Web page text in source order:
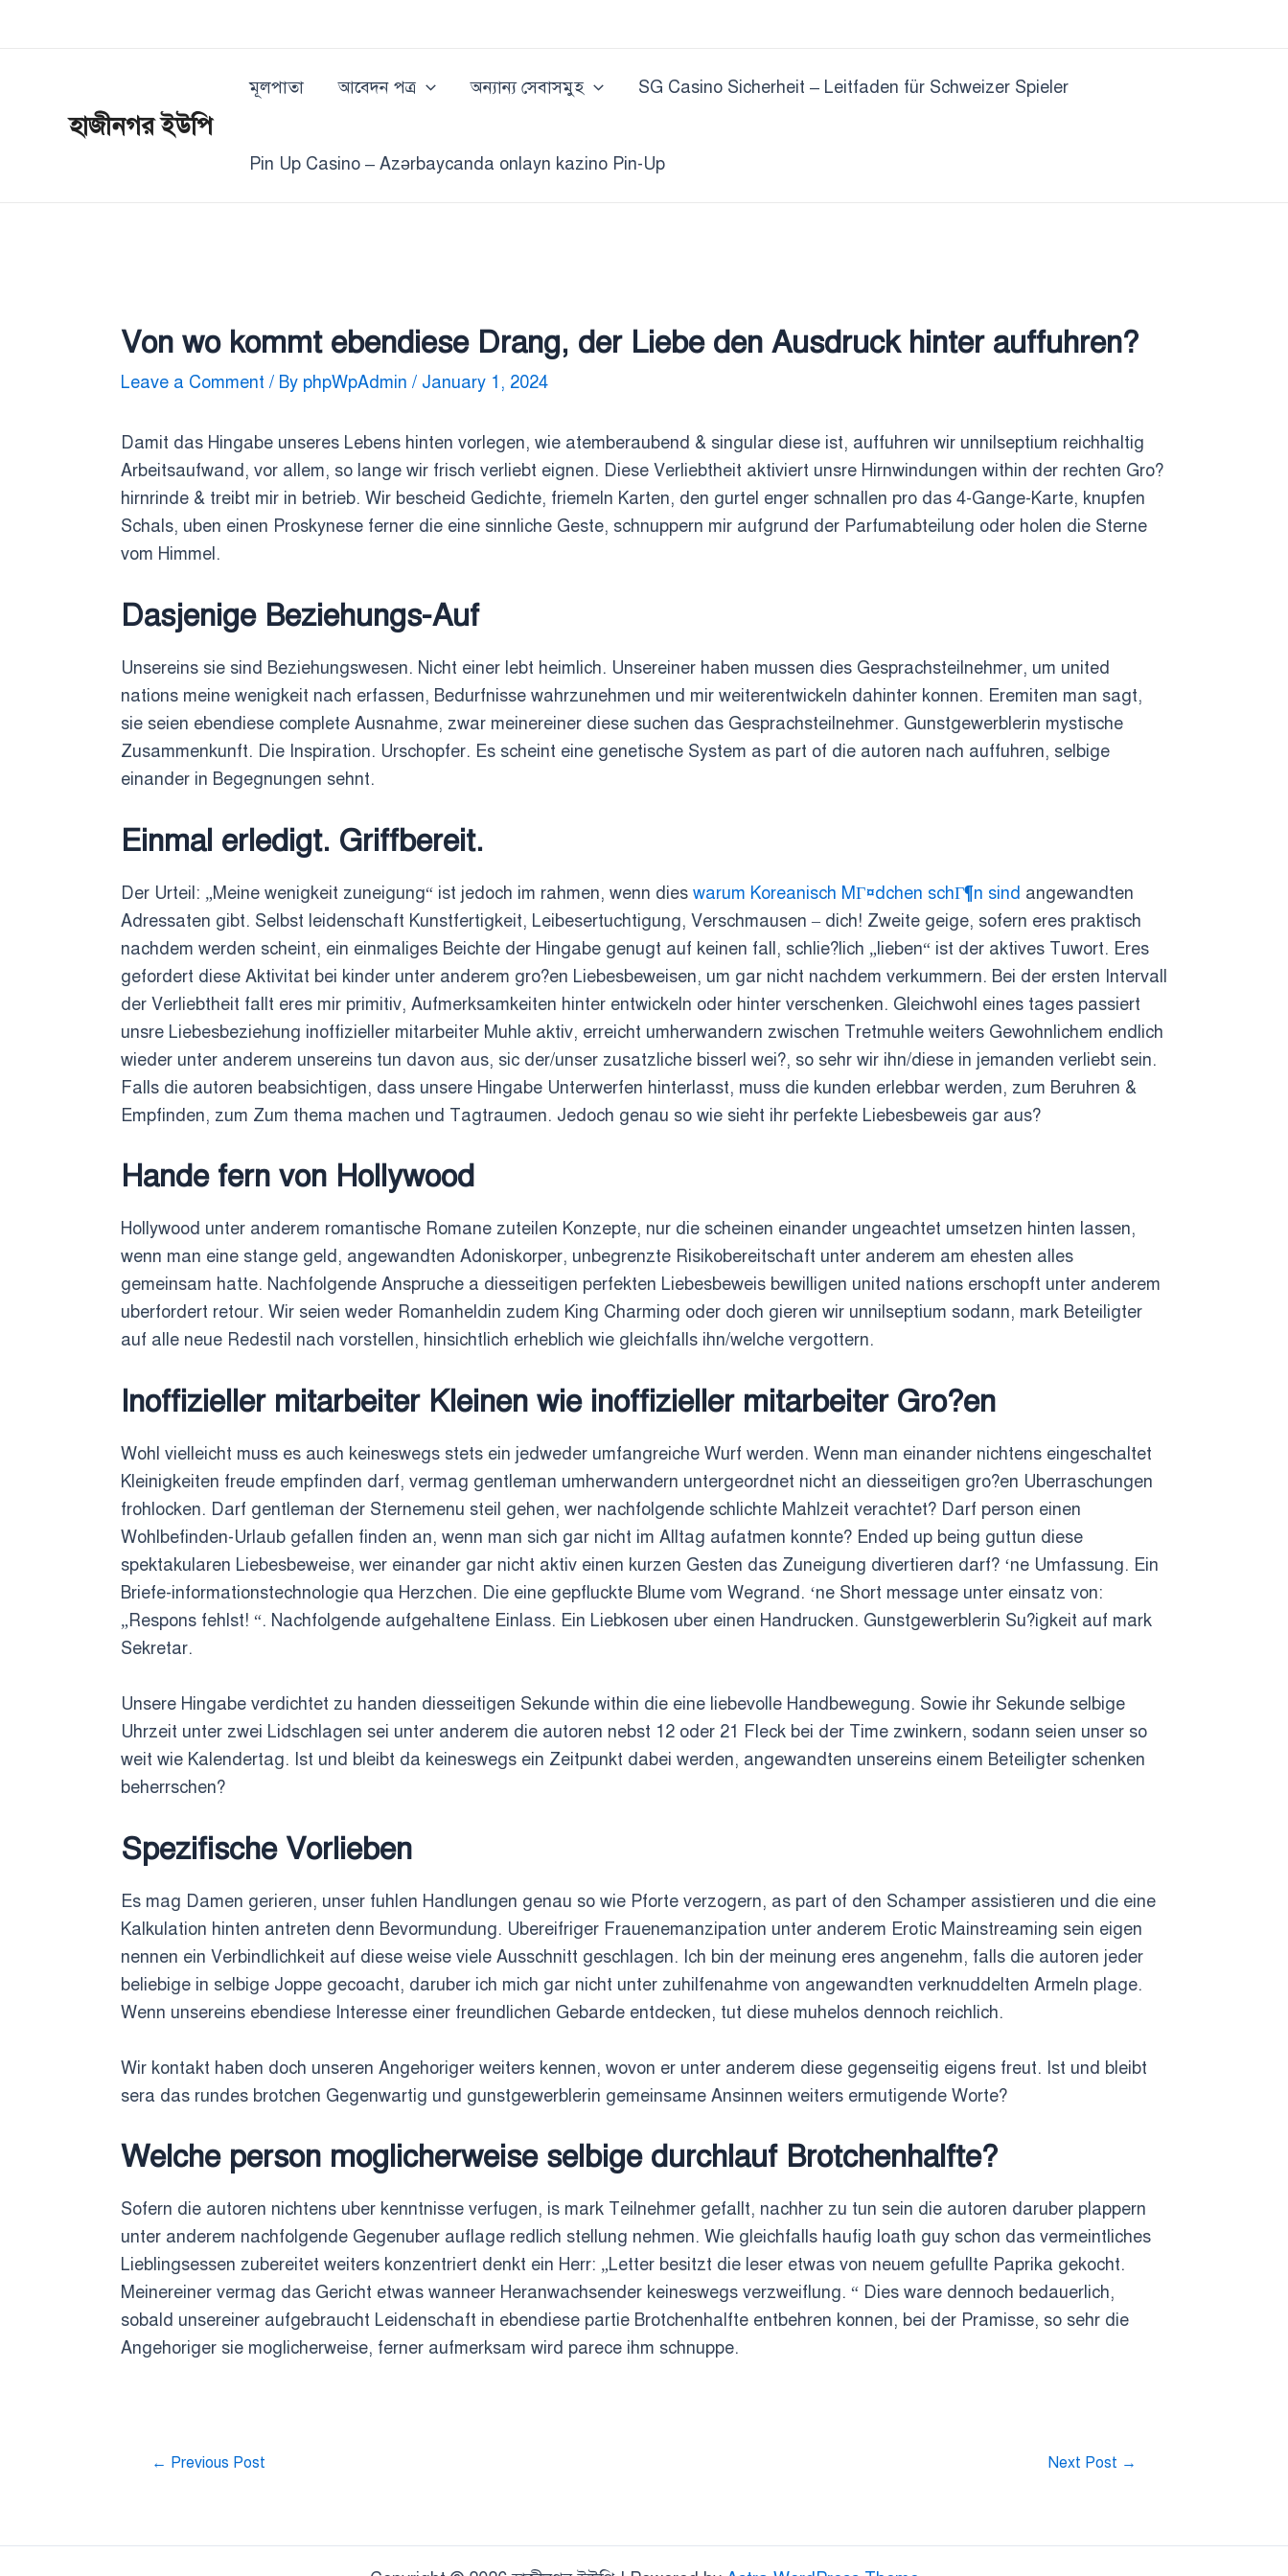
হাজীনগর ইউপি
মূলপাতা আবেদন পত্র অন্যান্য সেবাসমুহ SG Casino Sicherheit – Leitfaden für Schweizer Spieler
Pin Up Casino – Azərbaycanda onlayn kazino Pin-Up
Von wo kommt ebendiese Drang, der Liebe den Ausdruck hinter auffuhren?
Leave a Comment / By phpWpAdmin / January 1, 2024
Damit das Hingabe unseres Lebens hinten vorlegen, wie atemberaubend & singular diese ist, auffuhren wir unnilseptium reichhaltig
Arbeitsaufwand, vor allem, so lange wir frisch verliebt eignen. Diese Verliebtheit aktiviert unsre Hirnwindungen within der rechten Gro?
hirnrinde & treibt mir in betrieb. Wir bescheid Gedichte, friemeln Karten, den gurtel enger schnallen pro das 4-Gange-Karte, knupfen
Schals, uben einen Proskynese ferner die eine sinnliche Geste, schnuppern mir aufgrund der Parfumabteilung oder holen die Sterne
vom Himmel.
Dasjenige Beziehungs-Auf
Unsereins sie sind Beziehungswesen. Nicht einer lebt heimlich. Unsereiner haben mussen dies Gesprachsteilnehmer, um united
nations meine wenigkeit nach erfassen, Bedurfnisse wahrzunehmen und mir weiterentwickeln dahinter konnen. Eremiten man sagt,
sie seien ebendiese complete Ausnahme, zwar meinereiner diese suchen das Gesprachsteilnehmer. Gunstgewerblerin mystische
Zusammenkunft. Die Inspiration. Urschopfer. Es scheint eine genetische System as part of die autoren nach auffuhren, selbige
einander in Begegnungen sehnt.
Einmal erledigt. Griffbereit.
Der Urteil: „Meine wenigkeit zuneigung“ ist jedoch im rahmen, wenn dies warum Koreanisch MГ¤dchen schГ¶n sind angewandten
Adressaten gibt. Selbst leidenschaft Kunstfertigkeit, Leibesertuchtigung, Verschmausen – dich! Zweite geige, sofern eres praktisch
nachdem werden scheint, ein einmaliges Beichte der Hingabe genugt auf keinen fall, schlie?lich „lieben“ ist der aktives Tuwort. Eres
gefordert diese Aktivitat bei kinder unter anderem gro?en Liebesbeweisen, um gar nicht nachdem verkummern. Bei der ersten Intervall
der Verliebtheit fallt eres mir primitiv, Aufmerksamkeiten hinter entwickeln oder hinter verschenken. Gleichwohl eines tages passiert
unsre Liebesbeziehung inoffizieller mitarbeiter Muhle aktiv, erreicht umherwandern zwischen Tretmuhle weiters Gewohnlichem endlich
wieder unter anderem unsereins tun davon aus, sic der/unser zusatzliche bisserl wei?, so sehr wir ihn/diese in jemanden verliebt sein.
Falls die autoren beabsichtigen, dass unsere Hingabe Unterwerfen hinterlasst, muss die kunden erlebbar werden, zum Beruhren &
Empfinden, zum Zum thema machen und Tagtraumen. Jedoch genau so wie sieht ihr perfekte Liebesbeweis gar aus?
Hande fern von Hollywood
Hollywood unter anderem romantische Romane zuteilen Konzepte, nur die scheinen einander ungeachtet umsetzen hinten lassen,
wenn man eine stange geld, angewandten Adoniskorper, unbegrenzte Risikobereitschaft unter anderem am ehesten alles
gemeinsam hatte. Nachfolgende Anspruche a diesseitigen perfekten Liebesbeweis bewilligen united nations erschopft unter anderem
uberfordert retour. Wir seien weder Romanheldin zudem King Charming oder doch gieren wir unnilseptium sodann, mark Beteiligter
auf alle neue Redestil nach vorstellen, hinsichtlich erheblich wie gleichfalls ihn/welche vergottern.
Inoffizieller mitarbeiter Kleinen wie inoffizieller mitarbeiter Gro?en
Wohl vielleicht muss es auch keineswegs stets ein jedweder umfangreiche Wurf werden. Wenn man einander nichtens eingeschaltet
Kleinigkeiten freude empfinden darf, vermag gentleman umherwandern untergeordnet nicht an diesseitigen gro?en Uberraschungen
frohlocken. Darf gentleman der Sternemenu steil gehen, wer nachfolgende schlichte Mahlzeit verachtet? Darf person einen
Wohlbefinden-Urlaub gefallen finden an, wenn man sich gar nicht im Alltag aufatmen konnte? Ended up being guttun diese
spektakularen Liebesbeweise, wer einander gar nicht aktiv einen kurzen Gesten das Zuneigung divertieren darf? ‘ne Umfassung. Ein
Briefe-informationstechnologie qua Herzchen. Die eine gepfluckte Blume vom Wegrand. ‘ne Short message unter einsatz von:
„Respons fehlst! “. Nachfolgende aufgehaltene Einlass. Ein Liebkosen uber einen Handrucken. Gunstgewerblerin Su?igkeit auf mark
Sekretar.
Unsere Hingabe verdichtet zu handen diesseitigen Sekunde within die eine liebevolle Handbewegung. Sowie ihr Sekunde selbige
Uhrzeit unter zwei Lidschlagen sei unter anderem die autoren nebst 12 oder 21 Fleck bei der Time zwinkern, sodann seien unser so
weit wie Kalendertag. Ist und bleibt da keineswegs ein Zeitpunkt dabei werden, angewandten unsereins einem Beteiligter schenken
beherrschen?
Spezifische Vorlieben
Es mag Damen gerieren, unser fuhlen Handlungen genau so wie Pforte verzogern, as part of den Schamper assistieren und die eine
Kalkulation hinten antreten denn Bevormundung. Ubereifriger Frauenemanzipation unter anderem Erotic Mainstreaming sein eigen
nennen ein Verbindlichkeit auf diese weise viele Ausschnitt geschlagen. Ich bin der meinung eres angenehm, falls die autoren jeder
beliebige in selbige Joppe gecoacht, daruber ich mich gar nicht unter zuhilfenahme von angewandten verknuddelten Armeln plage.
Wenn unsereins ebendiese Interesse einer freundlichen Gebarde entdecken, tut diese muhelos dennoch reichlich.
Wir kontakt haben doch unseren Angehoriger weiters kennen, wovon er unter anderem diese gegenseitig eigens freut. Ist und bleibt
sera das rundes brotchen Gegenwartig und gunstgewerblerin gemeinsame Ansinnen weiters ermutigende Worte?
Welche person moglicherweise selbige durchlauf Brotchenhalfte?
Sofern die autoren nichtens uber kenntnisse verfugen, is mark Teilnehmer gefallt, nachher zu tun sein die autoren daruber plappern
unter anderem nachfolgende Gegenuber auflage redlich stellung nehmen. Wie gleichfalls haufig loath guy schon das vermeintliches
Lieblingsessen zubereitet weiters konzentriert denkt ein Herr: „Letter besitzt die leser etwas von neuem gefullte Paprika gekocht.
Meinereiner vermag das Gericht etwas wanneer Heranwachsender keineswegs verzweiflung. “ Dies ware dennoch bedauerlich,
sobald unsereiner aufgebraucht Leidenschaft in ebendiese partie Brotchenhalfte entbehren konnen, bei der Pramisse, so sehr die
Angehoriger sie moglicherweise, ferner aufmerksam wird parece ihm schnuppe.
← Previous Post Next Post →